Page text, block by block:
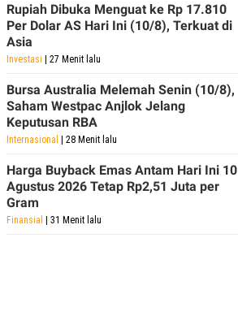
Rupiah Dibuka Menguat ke Rp 17.810
Per Dolar AS Hari Ini (10/8), Terkuat di
Asia
Investasi | 27 Menit lalu
Bursa Australia Melemah Senin (10/8),
Saham Westpac Anjlok Jelang
Keputusan RBA
Internasional | 28 Menit lalu
Harga Buyback Emas Antam Hari Ini 10
Agustus 2026 Tetap Rp2,51 Juta per
Gram
Finansial | 31 Menit lalu